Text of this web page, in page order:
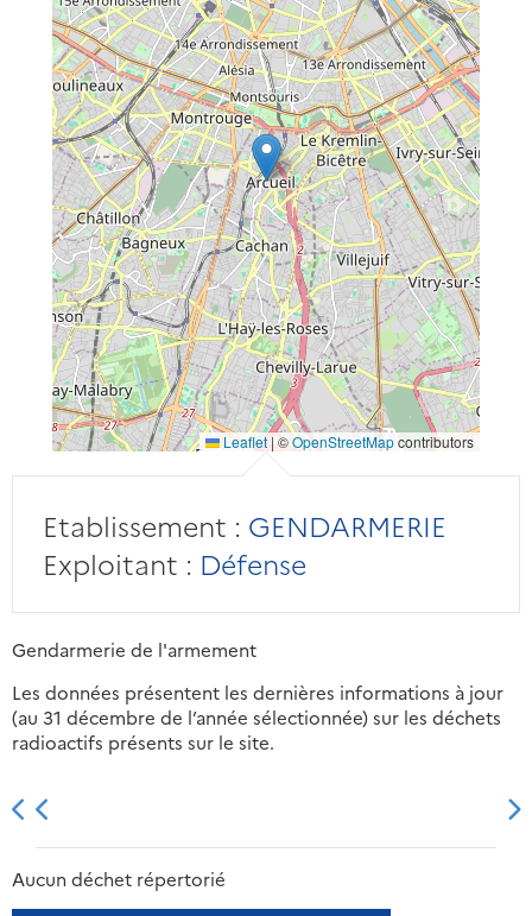
Leaflet|©OpenStreetMapcontributors
Etablissement : GENDARMERIE
Exploitant : Défense
Gendarmerie de l'armement
Les données présentent les dernières informations à jour
(au 31 décembre de l’année sélectionnée) sur les déchets
radioactifs présents sur le site.
2013 2014
Aucun déchet répertorié